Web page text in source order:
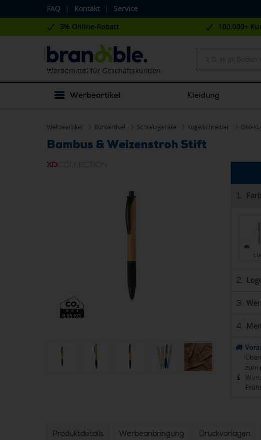
FAQ | Kontakt | Service
3% Online-Rabatt 100.000+
Werbemittel für Geschäftskunden
Werbeartikel Kleidung
Werbeartikel Büroartikel Schreibgeräte Kugelschreiber Öko-
Bambus & Weizenstroh Stift
1.
2.
3.
4.
zum
Produktdetails Werbeanbringung Druckvorlagen